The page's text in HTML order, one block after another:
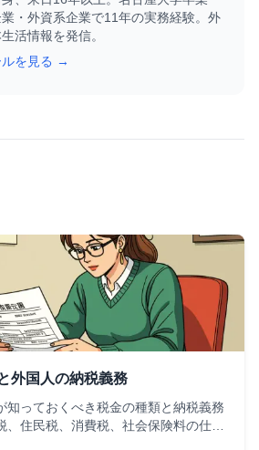
・外資系企業で11年の実務経験。外
活情報を発信。
ルを見る →
外国人の納税義務
知っておくべき税金の種類と納税義務
、住民税、消費税、社会保険料の仕組